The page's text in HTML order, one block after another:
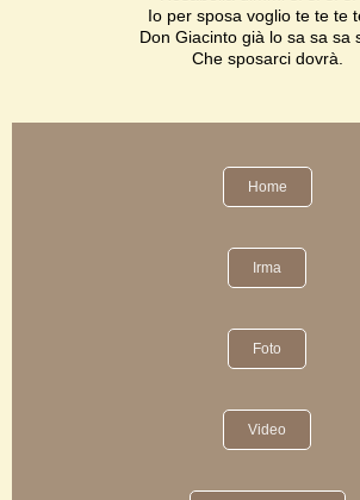
Io per sposa voglio te te te
Don Giacinto già lo sa sa sa
Che sposarci dovrà.
Home
Irma
Foto
Video